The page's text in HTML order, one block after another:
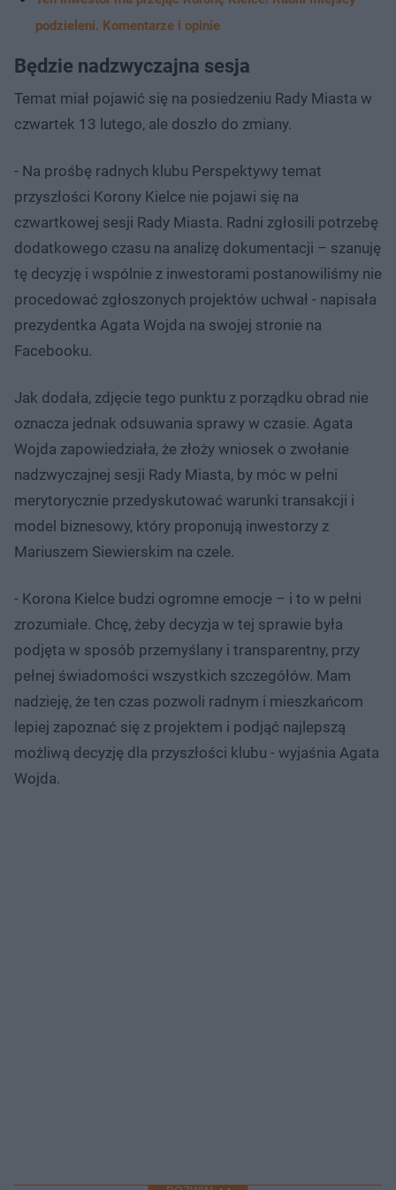
podzieleni. Komentarze i opinie
Będzie nadzwyczajna sesja
Temat miał pojawić się na posiedzeniu Rady Miasta w
czwartek 13 lutego, ale doszło do zmiany.
- Na prośbę radnych klubu Perspektywy temat
przyszłości Korony Kielce nie pojawi się na
czwartkowej sesji Rady Miasta. Radni zgłosili potrzebę
dodatkowego czasu na analizę dokumentacji – szanuję
tę decyzję i wspólnie z inwestorami postanowiliśmy nie
procedować zgłoszonych projektów uchwał - napisała
prezydentka Agata Wojda na swojej stronie na
Facebooku.
Jak dodała, zdjęcie tego punktu z porządku obrad nie
oznacza jednak odsuwania sprawy w czasie. Agata
Wojda zapowiedziała, że złoży wniosek o zwołanie
nadzwyczajnej sesji Rady Miasta, by móc w pełni
merytorycznie przedyskutować warunki transakcji i
model biznesowy, który proponują inwestorzy z
Mariuszem Siewierskim na czele.
- Korona Kielce budzi ogromne emocje – i to w pełni
zrozumiałe. Chcę, żeby decyzja w tej sprawie była
podjęta w sposób przemyślany i transparentny, przy
pełnej świadomości wszystkich szczegółów. Mam
nadzieję, że ten czas pozwoli radnym i mieszkańcom
lepiej zapoznać się z projektem i podjąć najlepszą
możliwą decyzję dla przyszłości klubu - wyjaśnia Agata
Wojda.